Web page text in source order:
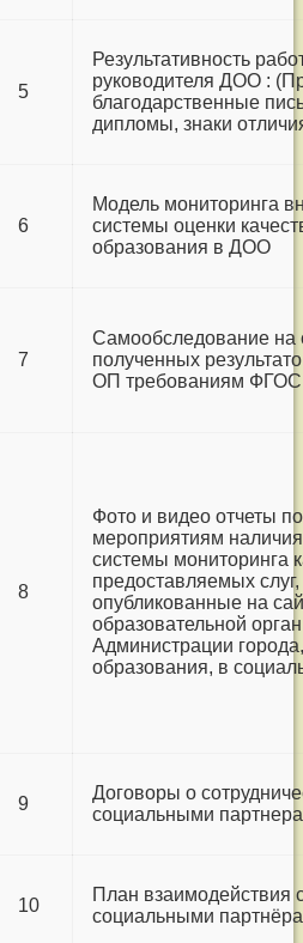
5
Результативность
руководителя ДОО :
благодарственные
дипломы, знаки
6
Модель мониторинга
системы оценки
образования в ДОО
7
Самообследование на
полученных
ОП требованиям
8
Фото и видео отчеты по
мероприятиям
системы мониторинга
предоставляемых слуг,
опубликованные на
образовательной
Администрации
образования, в
9
Договоры о
социальными
10
План взаимодействия
социальными